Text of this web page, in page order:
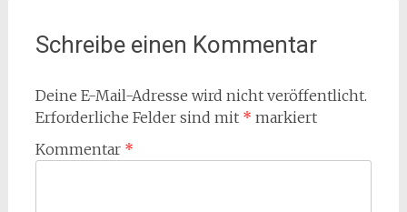
Schreibe einen Kommentar
Deine E-Mail-Adresse wird nicht veröffentlicht.
Erforderliche Felder sind mit * markiert
Kommentar *